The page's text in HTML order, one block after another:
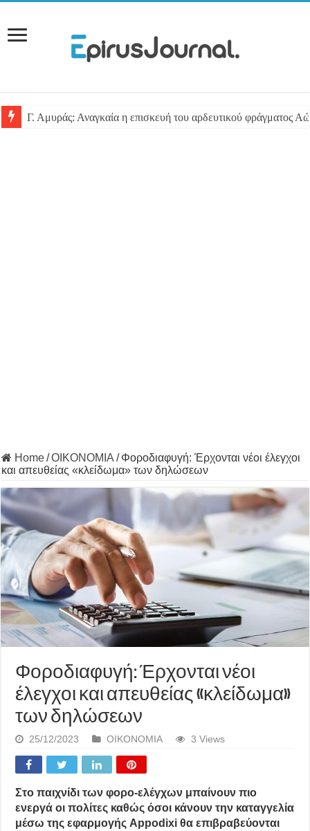
Γ. Αμυράς: Αναγκαία η επισκευή του αρδευτικού φράγματος
Home/ΟΙΚΟΝΟΜΙΑ / Φοροδιαφυγή: Έρχονται νέοι έλεγχοι
και απευθείας «κλείδωμα» των δηλώσεων
Φοροδιαφυγή: Έρχονται νέοι
έλεγχοι και απευθείας «κλείδωμα»
των δηλώσεων
25/12/2023 ΟΙΚΟΝΟΜΙΑ 3 Views
Στο παιχνίδι των φορο-ελέγχων μπαίνουν πιο
ενεργά οι πολίτες καθώς όσοι κάνουν την καταγγελία
μέσω της εφαρμογής Appodixi θα επιβραβεύονται